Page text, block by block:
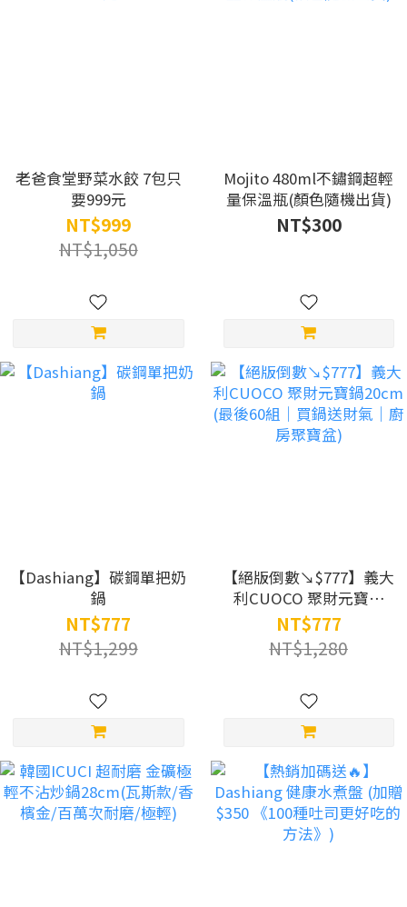
老爸食堂野菜水餃 7包只
要999元
NT$999
NT$1,050
Mojito 480ml不鏽鋼超輕
量保溫瓶(顏色隨機出貨)
NT$300
【Dashiang】碳鋼單把奶
鍋
NT$777
NT$1,299
【絕版倒數↘$777】義大
利CUOCO 聚財元寶鍋
20cm (最後60組｜買鍋送
財氣｜廚房聚寶盆)
NT$777
NT$1,280